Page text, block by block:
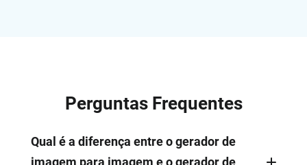
Perguntas Frequentes
Qual é a diferença entre o gerador de
imagem para imagem e o gerador de